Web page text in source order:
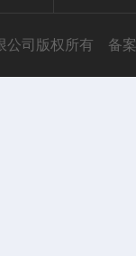
公司版权所有 备